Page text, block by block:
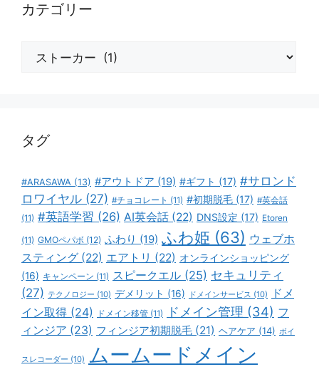
カテゴリー
タグ
#ARASAWA (13) #アウトドア (19) #ギフト (17) #サロンド
ロワイヤル (27) #チョコレート (11) #初期脱毛 (17) #英会話
(11) #英語学習 (26) AI英会話 (22) DNS設定 (17) Etoren
(11) GMOペパボ (12) ふわり (19) ふわ姫 (63) ウェブホ
スティング (22) エアトリ (22) オンラインショッピング
(16) キャンペーン (11) スピークエル (25) セキュリティ
(27) テクノロジー (10) デメリット (16) ドメインサービス (10)
ドメ
イン取得 (24) ドメイン移管 (11) ドメイン管理 (34) フ
ィンジア (23) フィンジア初期脱毛 (21) ヘアケア (14) ボイ
スレコーダー (10) ムームードメイン